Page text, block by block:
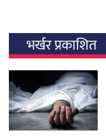
भर्खर प्रकाशित